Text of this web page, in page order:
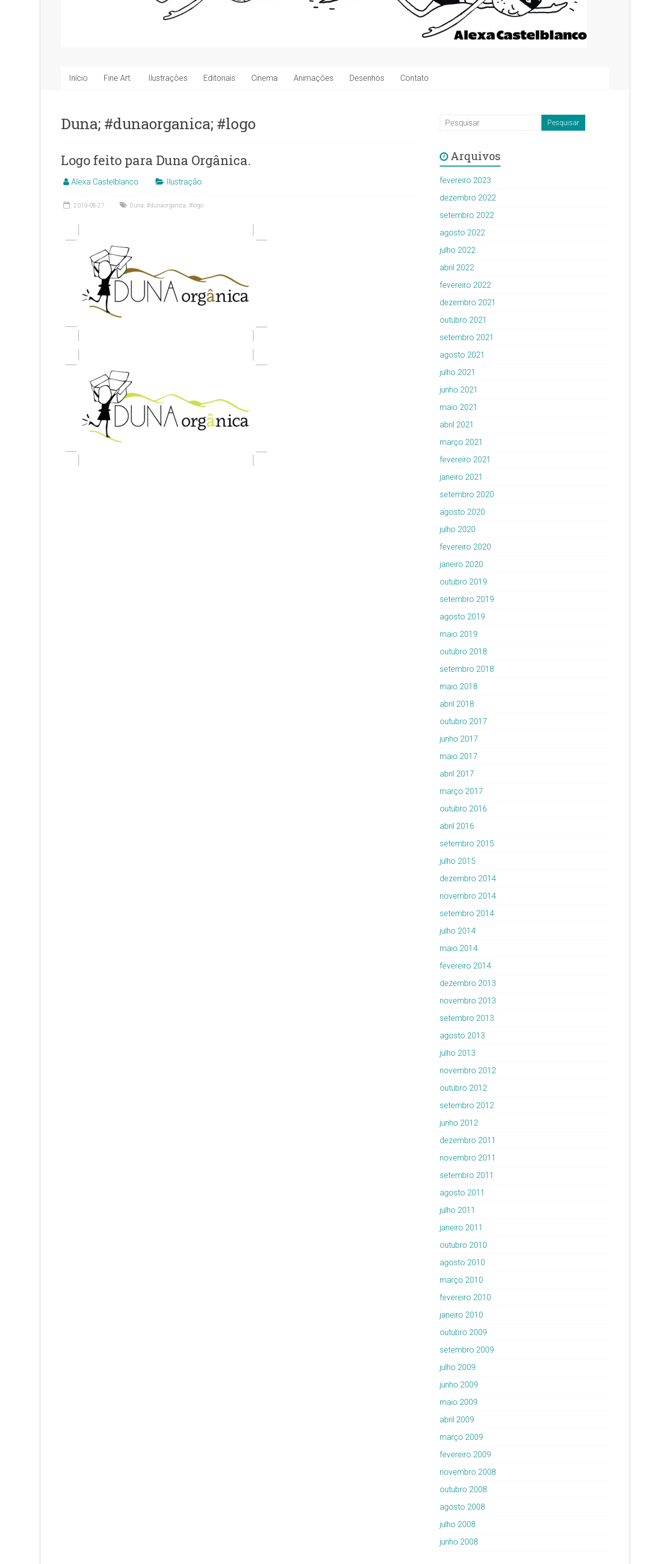
Início Fine Art. Ilustrações Editoriais Cinema Animações Desenhos Contato
Duna; #dunaorganica; #logo
Logo feito para Duna Orgânica.
Alexa Castelblanco Ilustração
2019-08-27 Duna; #dunaorganica; #logo
Arquivos
fevereiro 2023
dezembro 2022
setembro 2022
agosto 2022
julho 2022
abril 2022
fevereiro 2022
dezembro 2021
outubro 2021
setembro 2021
agosto 2021
julho 2021
junho 2021
maio 2021
abril 2021
março 2021
fevereiro 2021
janeiro 2021
setembro 2020
agosto 2020
julho 2020
fevereiro 2020
janeiro 2020
outubro 2019
setembro 2019
agosto 2019
maio 2019
outubro 2018
setembro 2018
maio 2018
abril 2018
outubro 2017
junho 2017
maio 2017
abril 2017
março 2017
outubro 2016
abril 2016
setembro 2015
julho 2015
dezembro 2014
novembro 2014
setembro 2014
julho 2014
maio 2014
fevereiro 2014
dezembro 2013
novembro 2013
setembro 2013
agosto 2013
julho 2013
novembro 2012
outubro 2012
setembro 2012
junho 2012
dezembro 2011
novembro 2011
setembro 2011
agosto 2011
julho 2011
janeiro 2011
outubro 2010
agosto 2010
março 2010
fevereiro 2010
janeiro 2010
outubro 2009
setembro 2009
julho 2009
junho 2009
maio 2009
abril 2009
março 2009
fevereiro 2009
novembro 2008
outubro 2008
agosto 2008
julho 2008
junho 2008